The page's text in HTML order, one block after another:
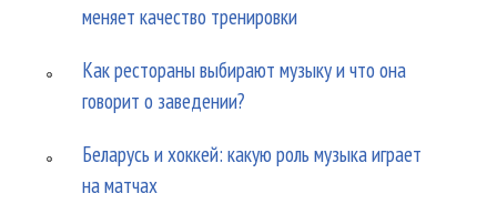
меняет качество тренировки
Как рестораны выбирают музыку и что она
говорит о заведении?
Беларусь и хоккей: какую роль музыка играет
на матчах